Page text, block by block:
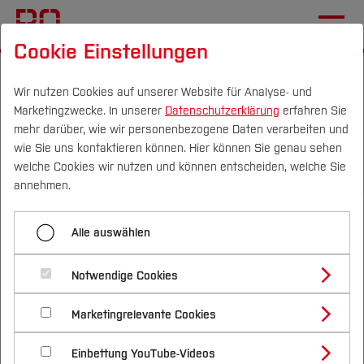
Campus Personen DE|EN Quicklinks
Studium
Studienangebote
Bachelorstudiengänge
Masterstudiengänge
Vor dem Studium
Bewerben & Einschreiben
Bewerbungsportal
Im Studium
Studienbüros und Prüfungen
Nach dem Studium
Forschung & Transfer
Profil
Forschungs- und Transferprofil
Schwerpunkte (FuT)
Beratung & Förderung
Nachhaltigkeit
Nachhaltigkeit studieren
International
Übersicht
Menü aufklappen
Aktuelles
Studieren im Fachbereich
Forschung und Entwicklung
Fachgebiete
Fachbereich Elektrotechnik
und Informatik
Cookie Einstellungen
Wir nutzen Cookies auf unserer Website für Analyse- und
Marketingzwecke. In unserer Datenschutzerklärung erfahren Sie
mehr darüber, wie wir personenbezogene Daten verarbeiten und
wie Sie uns kontaktieren können. Hier können Sie genau sehen
welche Cookies wir nutzen und können entscheiden, welche Sie
annehmen.
Alle auswählen
Notwendige Cookies
Marketingrelevante Cookies
Einbettung YouTube-Videos